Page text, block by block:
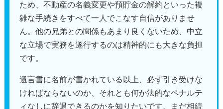
ため、不動産の名義変更や預貯金の解約といった複
雑な手続きをすべて一人でこなす自信がありませ
ん。他の兄弟との関係もあまり良くないため、中立
な立場で実務を遂行するのは精神的にも大きな負担
です。
遺言書に名前が書かれている以上、必ず引き受けな
ければならないのか、それとも何か法的なペナルテ
ィなしに辞退できるのかを知りたいです。まだ相続